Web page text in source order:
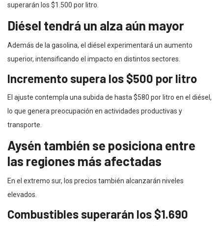
superarán los $1.500 por litro.
Diésel tendrá un alza aún mayor
Además de la gasolina, el diésel experimentará un aumento
superior, intensificando el impacto en distintos sectores.
Incremento supera los $500 por litro
El ajuste contempla una subida de hasta $580 por litro en el diésel,
lo que genera preocupación en actividades productivas y
transporte.
Aysén también se posiciona entre
las regiones más afectadas
En el extremo sur, los precios también alcanzarán niveles
elevados.
Combustibles superarán los $1.690